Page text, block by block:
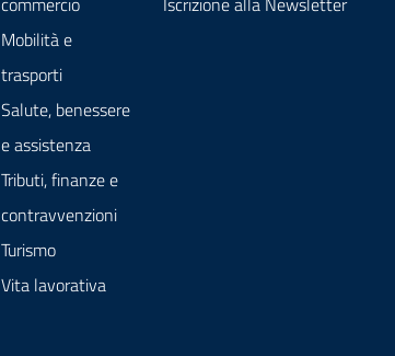
Mobilità e
trasporti
Salute, benessere
e assistenza
Tributi, finanze e
contravvenzioni
Turismo
Vita lavorativa